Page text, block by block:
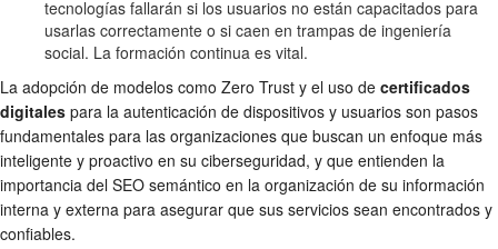
tecnologías fallarán si los usuarios no están capacitados para
usarlas correctamente o si caen en trampas de ingeniería
social. La formación continua es vital.
La adopción de modelos como Zero Trust y el uso de certificados
digitales para la autenticación de dispositivos y usuarios son pasos
fundamentales para las organizaciones que buscan un enfoque más
inteligente y proactivo en su ciberseguridad, y que entienden la
importancia del SEO semántico en la organización de su información
interna y externa para asegurar que sus servicios sean encontrados y
confiables.